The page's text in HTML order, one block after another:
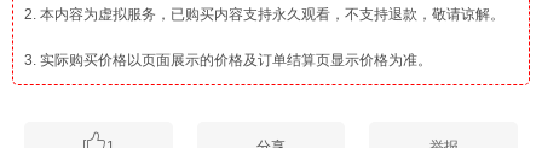
2. 本内容为虚拟服务，已购买内容支持永久观看，不支持退款，敬请谅解。
3. 实际购买价格以页面展示的价格及订单结算页显示价格为准。
